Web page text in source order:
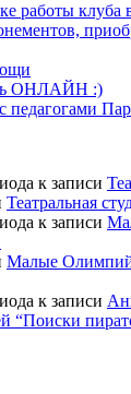
работы клуба
ОНЛАЙН :)
к записи
Театральная
к записи
Малые
к записи
“Поиски